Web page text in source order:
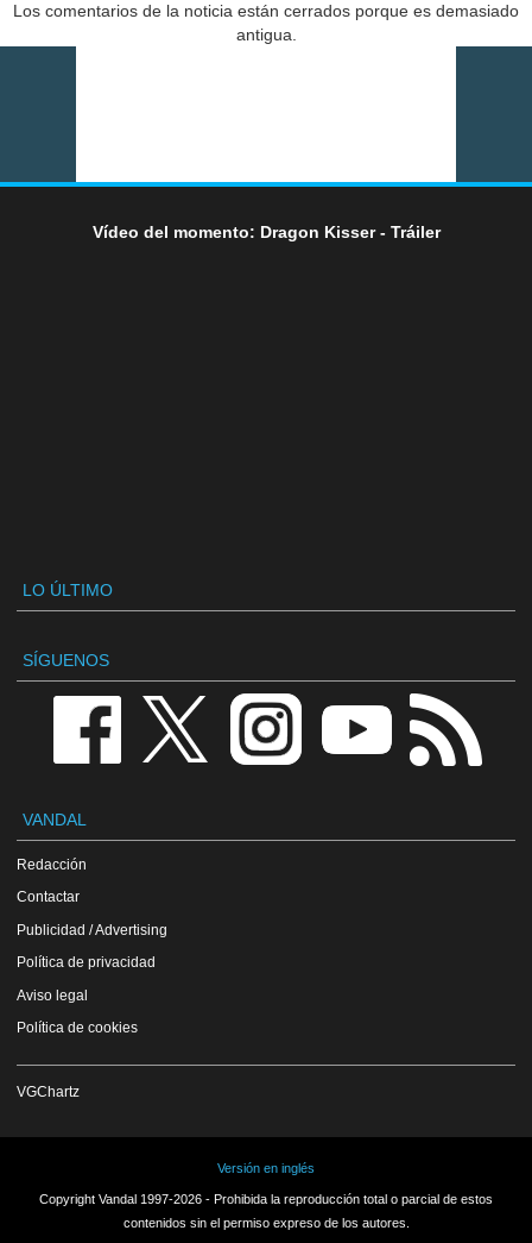
Los comentarios de la noticia están cerrados porque es demasiado
antigua.
Vídeo del momento: Dragon Kisser - Tráiler
LO ÚLTIMO
SÍGUENOS
VANDAL
Redacción
Contactar
Publicidad / Advertising
Política de privacidad
Aviso legal
Política de cookies
VGChartz
Versión en inglés
Copyright Vandal 1997-2026 - Prohibida la reproducción total o parcial de estos
contenidos sin el permiso expreso de los autores.